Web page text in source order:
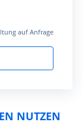
auf Anfrage
NUTZEN